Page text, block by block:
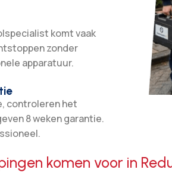
komt vaak
zonder
apparatuur.
controleren het
8 weken garantie.
komen voor in